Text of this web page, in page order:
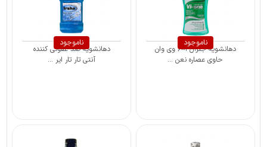
ناموجود
دهانشویه جنرال ۱×۶ وی وان
حاوی عصاره نعن ...
ناموجود
دهانشویه ضد عفونی کننده
آنتی تار تار ایر ...